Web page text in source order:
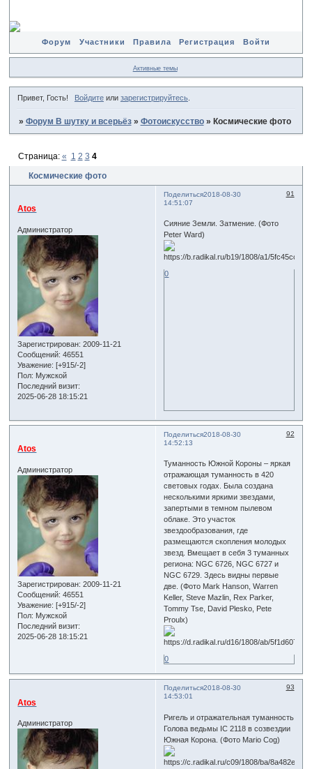
Форум Участники Правила Регистрация Войти
Активные темы
Привет, Гость! Войдитеили зарегистрируйтесь.
» Форум В шутку и всерьёз » Фотоискусство » Космические фото
Космические фото
Страница: « 1 2 3 4
Поделиться 91
2018-08-30
14:51:07
Atos
Администратор
Зарегистрирован: 2009-11-21
Сообщений: 46551
Уважение: [+915/-2]
Пол: Мужской
Последний визит:
2025-06-28 18:15:21
Сияние Земли. Затмение. (Фото
Peter Ward)
0
Поделиться 92
2018-08-30
14:52:13
Atos
Администратор
Зарегистрирован: 2009-11-21
Сообщений: 46551
Уважение: [+915/-2]
Пол: Мужской
Последний визит:
2025-06-28 18:15:21
Туманность Южной Короны – яркая
отражающая туманность в 420
световых годах. Была создана
несколькими яркими звездами,
запертыми в темном пылевом
облаке. Это участок
звездообразования, где
размещаются скопления молодых
звезд. Вмещает в себя 3 туманных
региона: NGC 6726, NGC 6727 и
NGC 6729. Здесь видны первые
две. (Фото Mark Hanson, Warren
Keller, Steve Mazlin, Rex Parker,
Tommy Tse, David Plesko, Pete
Proulx)
0
Поделиться 93
2018-08-30
14:53:01
Atos
Администратор
Ригель и отражательная туманность
Голова ведьмы IC 2118 в созвездии
Южная Корона. (Фото Mario Cog)